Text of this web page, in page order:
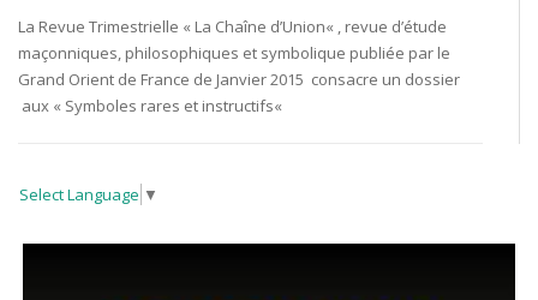
La Revue Trimestrielle « La Chaîne d’Union« , revue d’étude
maçonniques, philosophiques et symbolique publiée par le
Grand Orient de France de Janvier 2015 consacre un dossier
aux « Symboles rares et instructifs«
Select Language ▼